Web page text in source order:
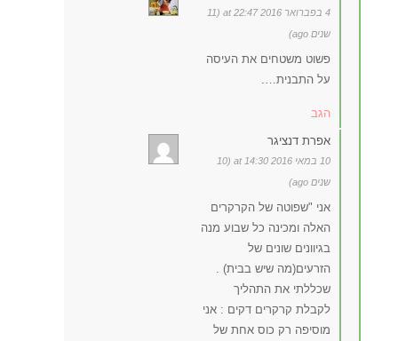
4 בפברואר 2016 at 22:47 (11
שנים ago)
פשוט משטחים את העיסה
על התבנית….
הגב
אפרת דנציגר
10 במאי 2016 at 14:30 (10
שנים ago)
אני "שפוטה של הקרקרים
האלה ומכינה כל שבוע מנה
בגיוונים שונים של
הזרעים(מה שיש בבית) .
שכללתי את התהליך
לקבלת קרקרים דקים : אני
מוסיפה רק כוס אחת של